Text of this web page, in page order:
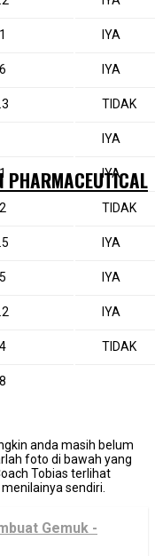
PHARMACEUTICAL
IYA
IYA
TIDAK
IYA
IYA
TIDAK
IYA
IYA
IYA
TIDAK
anda masih belum
foto di bawah yang
Tobias terlihat
sendiri.
Gemuk -